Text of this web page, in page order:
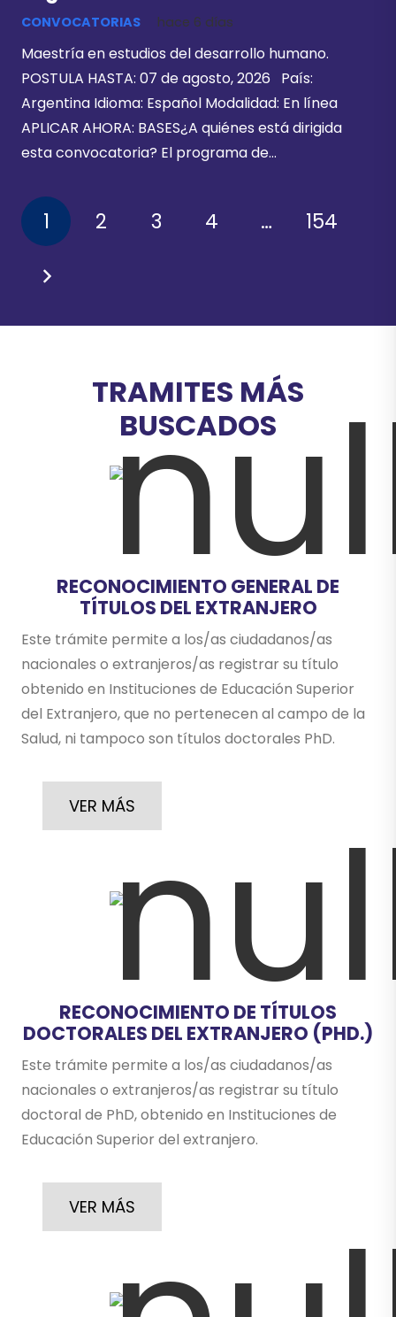
CONVOCATORIAS hace 6 días
Maestría en estudios del desarrollo humano.
POSTULA HASTA: 07 de agosto, 2026 País:
Argentina Idioma: Español Modalidad: En línea
APLICAR AHORA: BASES¿A quiénes está dirigida
esta convocatoria? El programa de…
1 2 3 4 … 154
TRAMITES MÁS
BUSCADOS
RECONOCIMIENTO GENERAL DE
TÍTULOS DEL EXTRANJERO
Este trámite permite a los/as ciudadanos/as
nacionales o extranjeros/as registrar su título
obtenido en Instituciones de Educación Superior
del Extranjero, que no pertenecen al campo de la
Salud, ni tampoco son títulos doctorales PhD.
VER MÁS
RECONOCIMIENTO DE TÍTULOS
DOCTORALES DEL EXTRANJERO (PHD.)
Este trámite permite a los/as ciudadanos/as
nacionales o extranjeros/as registrar su título
doctoral de PhD, obtenido en Instituciones de
Educación Superior del extranjero.
VER MÁS